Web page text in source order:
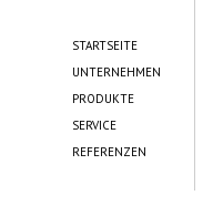
STARTSEITE
UNTERNEHMEN
PRODUKTE
SERVICE
REFERENZEN